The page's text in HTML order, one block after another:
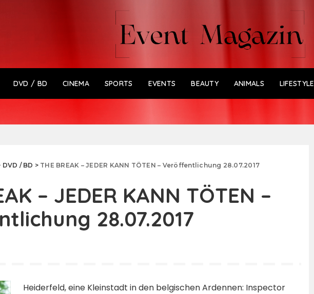
DVD / BD CINEMA SPORTS EVENTS BEAUTY ANIMALS LIFESTYLE
DVD / BD > THE BREAK – JEDER KANN TÖTEN – Veröffentlichung 28.07.2017
– JEDER KANN TÖTEN –
28.07.2017
Heiderfeld, eine Kleinstadt in den belgischen Ardennen: Inspector